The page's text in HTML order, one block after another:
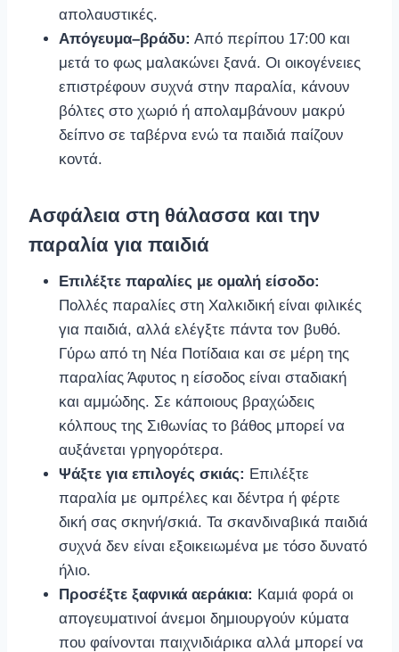
απολαυστικές.
Απόγευμα–βράδυ: Από περίπου 17:00 και
μετά το φως μαλακώνει ξανά. Οι οικογένειες
επιστρέφουν συχνά στην παραλία, κάνουν
βόλτες στο χωριό ή απολαμβάνουν μακρύ
δείπνο σε ταβέρνα ενώ τα παιδιά παίζουν
κοντά.
Ασφάλεια στη θάλασσα και την
παραλία για παιδιά
Επιλέξτε παραλίες με ομαλή είσοδο:
Πολλές παραλίες στη Χαλκιδική είναι φιλικές
για παιδιά, αλλά ελέγξτε πάντα τον βυθό.
Γύρω από τη Νέα Ποτίδαια και σε μέρη της
παραλίας Άφυτος η είσοδος είναι σταδιακή
και αμμώδης. Σε κάποιους βραχώδεις
κόλπους της Σιθωνίας το βάθος μπορεί να
αυξάνεται γρηγορότερα.
Ψάξτε για επιλογές σκιάς: Επιλέξτε
παραλία με ομπρέλες και δέντρα ή φέρτε
δική σας σκηνή/σκιά. Τα σκανδιναβικά παιδιά
συχνά δεν είναι εξοικειωμένα με τόσο δυνατό
ήλιο.
Προσέξτε ξαφνικά αεράκια: Καμιά φορά οι
απογευματινοί άνεμοι δημιουργούν κύματα
που φαίνονται παιχνιδιάρικα αλλά μπορεί να